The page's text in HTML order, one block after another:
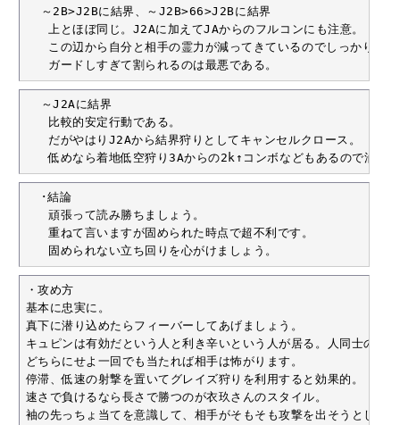
  ～2B>J2Bに結界、～J2B>66>J2Bに結界
   上とほぼ同じ。J2Aに加えてJAからのフルコンにも注意。
この辺から自分と相手の霊力が減ってきているのでしっかり見
   ガードしすぎて割られるのは最悪である。
  ～J2Aに結界
   比較的安定行動である。
   だがやはりJ2Aから結界狩りとしてキャンセルクロース。
低めなら着地低空狩り3Aからの2k↑コンボなどもあるので油断
  ･結論
   頑張って読み勝ちましょう。
   重ねて言いますが固められた時点で超不利です。
   固められない立ち回りを心がけましょう。
・攻め方
基本に忠実に。
真下に潜り込めたらフィーバーしてあげましょう。
キュピンは有効だという人と利き辛いという人が居る。人同士の相
どちらにせよ一回でも当たれば相手は怖がります。
停滞、低速の射撃を置いてグレイズ狩りを利用すると効果的。
速さで負けるなら長さで勝つのが衣玖さんのスタイル。
袖の先っちょ当てを意識して、相手がそもそも攻撃を出そうとしな